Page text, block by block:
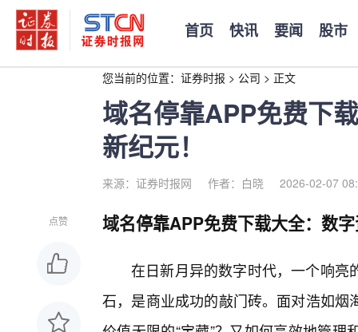
首页 快讯 要闻 股市
您当前的位置： 证券时报 > 公司 > 正文
域名停靠APP免费下
新纪元！
来源：证券时报网 作者：白晓 2026-02-07
点赞 域名停靠APP免费下载大全：数
在日新月异的数字时代，一个响亮
石，是商业成功的敲门砖。面对浩如